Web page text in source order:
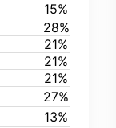
15%
28%
21%
21%
21%
27%
13%